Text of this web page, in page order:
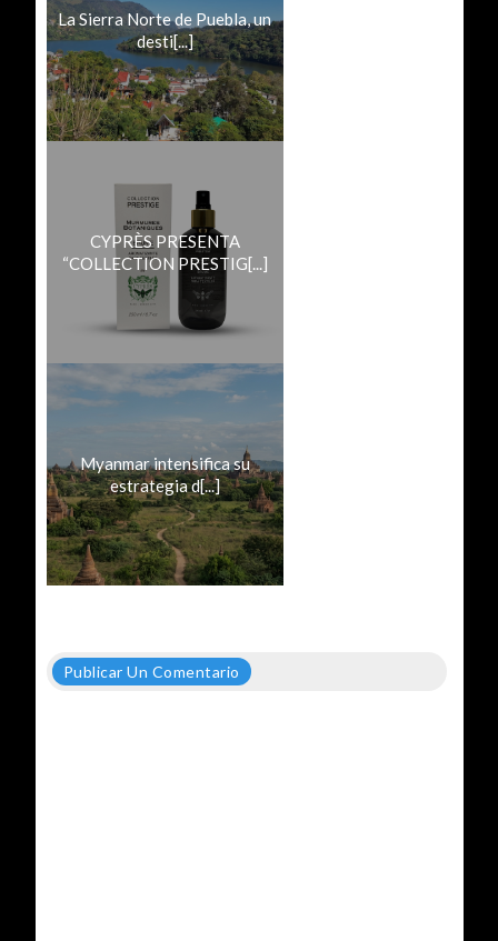
La Sierra Norte de Puebla, un
desti[...]
CYPRÈS PRESENTA
“COLLECTION PRESTIG[...]
Myanmar intensifica su
estrategia d[...]
Publicar Un Comentario